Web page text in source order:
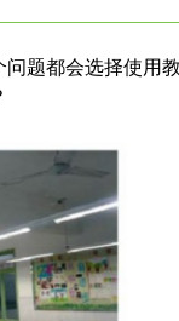
题都会选择使用